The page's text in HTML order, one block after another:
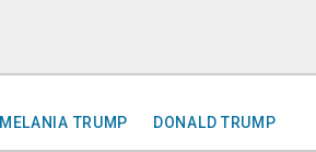
MELANIA TRUMP DONALD TRUMP